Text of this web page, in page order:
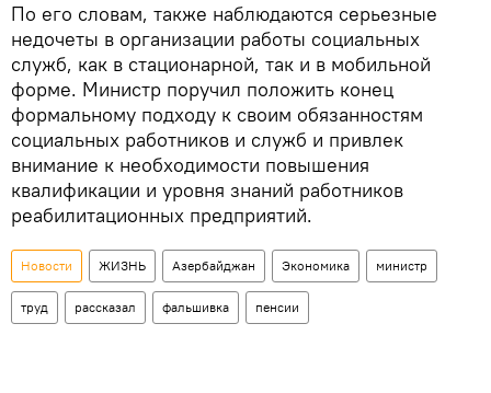
По его словам, также наблюдаются серьезные
недочеты в организации работы социальных
служб, как в стационарной, так и в мобильной
форме. Министр поручил положить конец
формальному подходу к своим обязанностям
социальных работников и служб и привлек
внимание к необходимости повышения
квалификации и уровня знаний работников
реабилитационных предприятий.
Новости ЖИЗНЬ Азербайджан Экономика министр
труд рассказал фальшивка пенсии